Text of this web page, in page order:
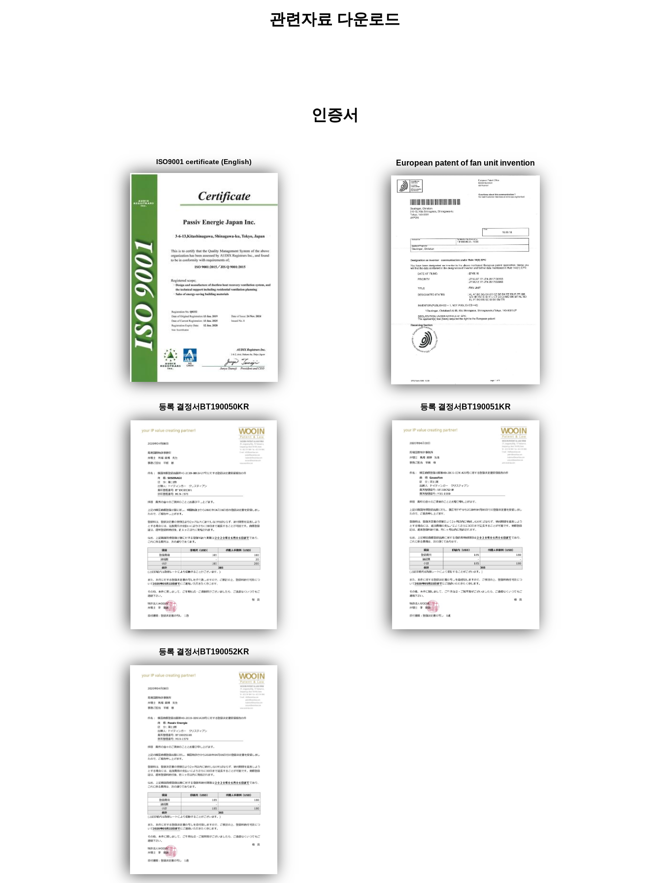
관련자료 다운로드
인증서
ISO9001 certificate (English) European patent of fan unit invention
등록 결정서BT190050KR 등록 결정서BT190051KR
등록 결정서BT190052KR